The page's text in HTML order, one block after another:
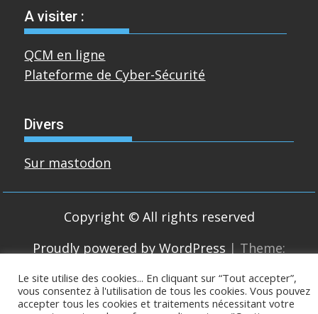
A visiter :
QCM en ligne
Plateforme de Cyber-Sécurité
Divers
Sur mastodon
Copyright © All rights reserved
Proudly powered by WordPress | Theme:
Le site utilise des cookies... En cliquant sur “Tout accepter”,
vous consentez à l'utilisation de tous les cookies. Vous pouvez
accepter tous les cookies et traitements nécessitant votre